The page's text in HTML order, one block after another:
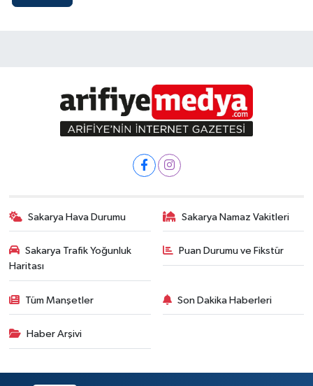
Sakarya Hava Durumu Sakarya Namaz Vakitleri
Sakarya Trafik Yoğunluk
Haritası
Puan Durumu ve Fikstür
Tüm Manşetler Son Dakika Haberleri
Haber Arşivi